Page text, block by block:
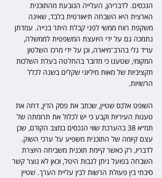
הנכסים. לדבריהן, העלייה הנובעת מהתוכנית
הארצית היא השבחה תיאורטית בלבד, שאינה
משקפת רווח ממשי לפני קבלת היתר בנייה. עמדתן
נתמכה גם על ידי היועצת המשפטית לממשלה,
עו״ד גלי בהרב־מיארה, וכן על ידי מרכז השלטון
המקומי, שטענו כי מדובר בהחלטה בעלת השלכות
תקציביות של מאות מיליוני שקלים בשנה לכלל
הרשויות.
השופט אלכס שטיין, שכתב את פסק הדין, דחה את
טענות העיריות וקבע כי יש לכלול את תרומתה של
תמ״א 38 בהערכת שווי הנכסים במצב הקודם, שכן
עצם קיומה של התוכנית משפיע על ערכי השוק.
לדבריו, רק כאשר קיימת תוכנית משביחה היוצרת
השבחה בפועל ניתן לגבות היטל, וכאן לא נוצר קשר
סיבתי בין פעולת הרשות לבין עליית הערך. שטיין